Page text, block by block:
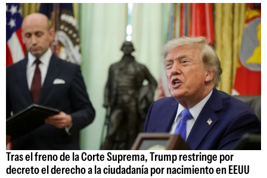
Tras el freno de la Corte Suprema, Trump restringe por
decreto el derecho a la ciudadanía por nacimiento en EEUU